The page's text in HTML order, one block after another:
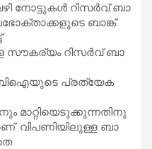
നോ​ട്ടു​ക​ൾ റി​സ​ർ​വ് ബാ​
ബാ​ങ്ക്
സൗ​ക​ര്യം റി​സ​ർ​വ് ബാ​
പ്ര​ത്യേ​ക
മാ​റ്റി​യെ​ടു​ക്കു​ന്ന​തി​നു​
വി​പ​ണി​യി​ലു​ള്ള ബാ​